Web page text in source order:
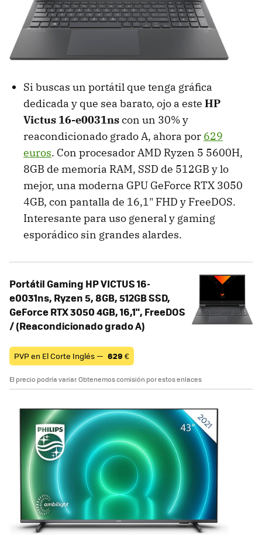
Si buscas un portátil que tenga gráfica
dedicada y que sea barato, ojo a este HP
Victus 16-e0031nscon un 30% y
reacondicionado grado A, ahora por 629
euros. Con procesador AMD Ryzen 5 5600H,
8GB de memoria RAM, SSD de 512GB y lo
mejor, una moderna GPU GeForce RTX 3050
4GB, con pantalla de 16,1" FHD y FreeDOS.
Interesante para uso general y gaming
esporádico sin grandes alardes.
Portátil Gaming HP VICTUS 16-
e0031ns, Ryzen 5, 8GB, 512GB SSD,
GeForce RTX 3050 4GB, 16,1", FreeDOS
/ (Reacondicionado grado A)
PVP en El Corte Inglés — 629 €
El precio podría variar. Obtenemos comisión por estos enlaces